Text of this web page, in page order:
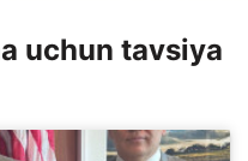
uchun tavsiya